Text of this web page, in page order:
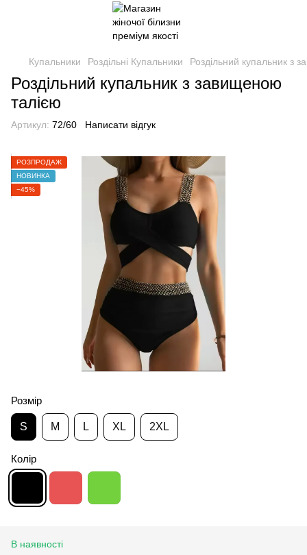
Купальники Роздільні Купальники Роздільний купальник з
Роздільний купальник з завищеною
талією
Артикул: 72/60 Написати відгук
РОЗПРОДАЖ
НОВИНКА
−45%
Розмір
S M L XL 2XL
Колір
В наявності